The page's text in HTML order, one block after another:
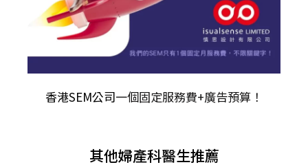
香港SEM公司一個固定服務費+廣告預算！
其他婦產科醫生推薦